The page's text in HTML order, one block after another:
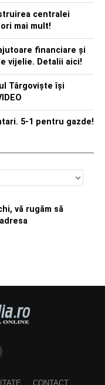
centralei
mai mult!
financiare și
vijelie. Detalii aici!
Târgoviște își
5-1 pentru gazde!
vă rugăm să
CONTACT